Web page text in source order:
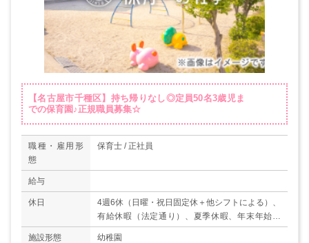
【名古屋市千種区】持ち帰りなし◎定員50名3歳児ま
での保育園♪正規職員募集☆
職種・雇用形
態
保育士 / 正社員
給与
休日
4週6休（日曜・祝日固定休＋他シフトによる）、
有給休暇（法定通り）、夏季休暇、年末年始休
暇、慶弔休暇、生理休暇 等
施設形態 幼稚園